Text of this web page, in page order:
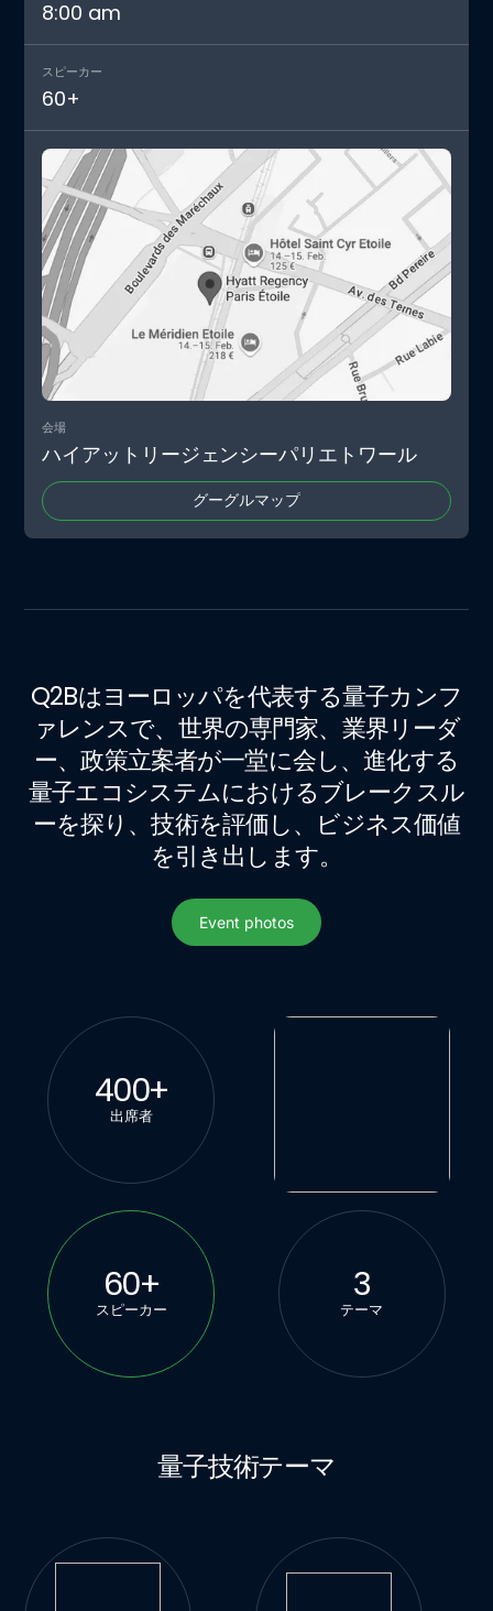
8:00 am
スピーカー
60+
会場
ハイアットリージェンシーパリエトワール
グーグルマップ
Q2Bはヨーロッパを代表する量子カンフ
ァレンスで、世界の専門家、業界リーダ
ー、政策立案者が一堂に会し、進化する
量子エコシステムにおけるブレークスル
ーを探り、技術を評価し、ビジネス価値
を引き出します。
Event photos
Event photos
400+
出席者
60+
スピーカー
3
テーマ
量子技術テーマ